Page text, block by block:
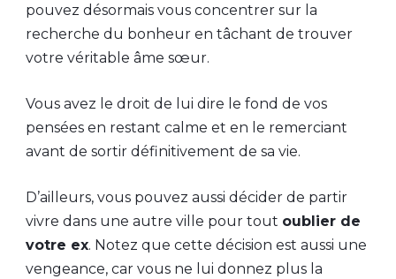
pouvez désormais vous concentrer sur la
recherche du bonheur en tâchant de trouver
votre véritable âme sœur.
Vous avez le droit de lui dire le fond de vos
pensées en restant calme et en le remerciant
avant de sortir définitivement de sa vie.
D’ailleurs, vous pouvez aussi décider de partir
vivre dans une autre ville pour tout oublier de
votre ex. Notez que cette décision est aussi une
vengeance, car vous ne lui donnez plus la